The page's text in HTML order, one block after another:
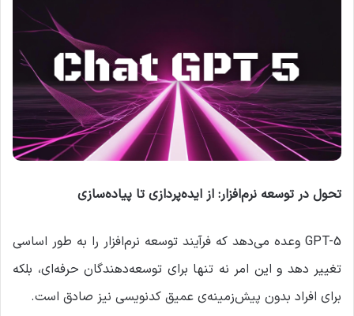
تحول در توسعه نرم‌افزار: از ایده‌پردازی تا پیاده‌سازی
GPT-5 وعده می‌دهد که فرآیند توسعه نرم‌افزار را به طور اساسی
تغییر دهد و این امر نه تنها برای توسعه‌دهندگان حرفه‌ای، بلکه
برای افراد بدون پیش‌زمینه‌ی عمیق کدنویسی نیز صادق است.